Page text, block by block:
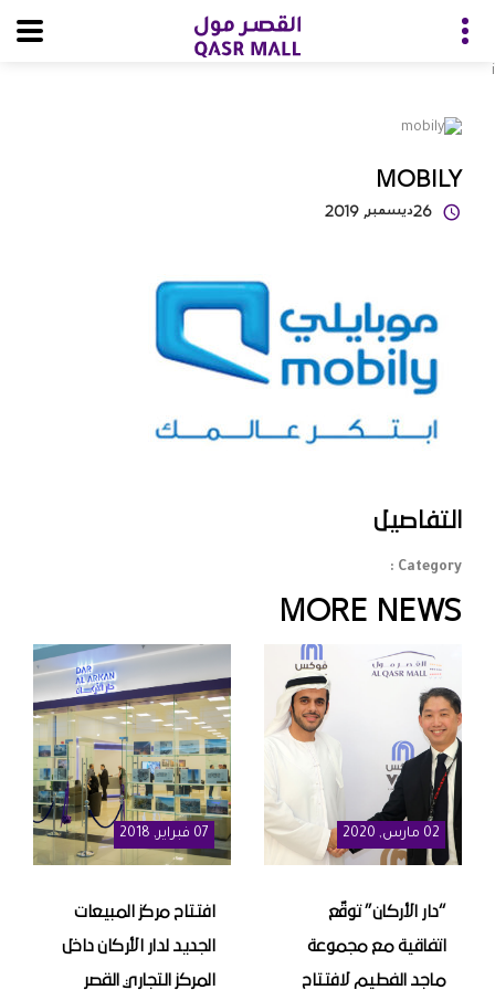
i
MOBILY
26ديسمبر, 2019
التفاصيل
Category :
MORE NEWS
02 مارس, 2020
“دار الأركان” توقّع
اتفاقية مع مجموعة
ماجد الفطيم لافتتاح
07 فبراير, 2018
افتتاح مركز المبيعات
الجديد لدار الأركان داخل
المركز التجاري القصر